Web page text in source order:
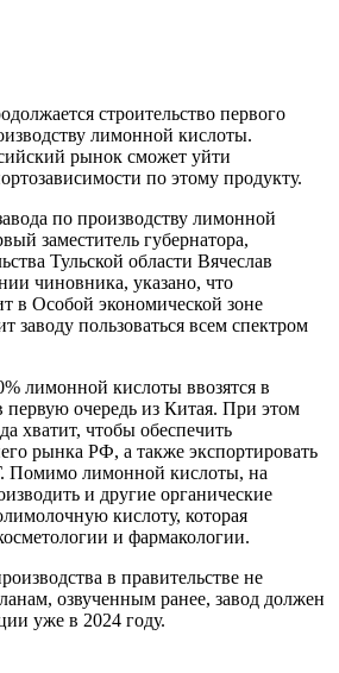
строительство первого
лимонной кислоты.
рынок сможет уйти
по этому продукту.
по производству лимонной
заместитель губернатора,
Тульской области Вячеслав
чиновника, указано, что
в Особой экономической зоне
заводу пользоваться всем спектром
лимонной кислоты ввозятся в
первую очередь из Китая. При этом
хватит, чтобы обеспечить
рынка РФ, а также экспортировать
Помимо лимонной кислоты, на
и другие органические
кислоту, которая
и фармакологии.
в правительстве не
озвученным ранее, завод должен
уже в 2024 году.